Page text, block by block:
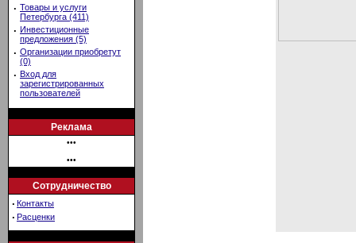
· Товары и услуги
Петербурга (411)
· Инвестиционные
предложения (5)
· Организации приобретут
(0)
· Вход для
зарегистрированных
пользователей
Реклама
•••
•••
Сотрудничество
· Контакты
· Расценки